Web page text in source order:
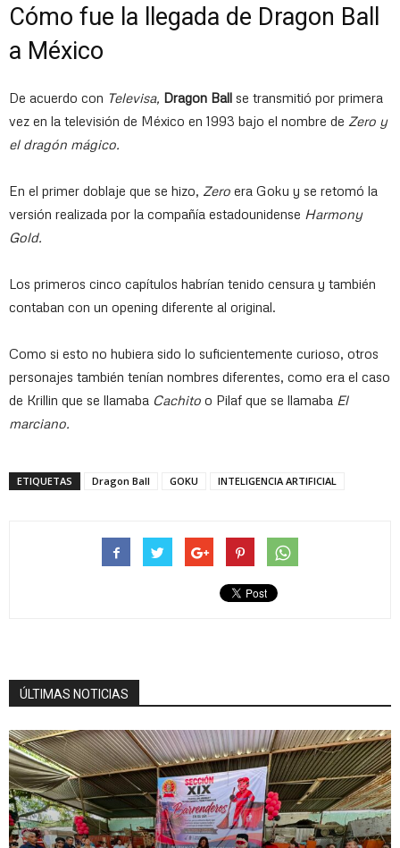
Cómo fue la llegada de Dragon Ball
a México
De acuerdo con Televisa, Dragon Ball se transmitió por primera
vez en la televisión de México en 1993 bajo el nombre de Zero y
el dragón mágico.
En el primer doblaje que se hizo, Zero era Goku y se retomó la
versión realizada por la compañía estadounidense Harmony
Gold.
Los primeros cinco capítulos habrían tenido censura y también
contaban con un opening diferente al original.
Como si esto no hubiera sido lo suficientemente curioso, otros
personajes también tenían nombres diferentes, como era el caso
de Krillin que se llamaba Cachito o Pilaf que se llamaba El
marciano.
ETIQUETAS Dragon Ball GOKU INTELIGENCIA ARTIFICIAL
ÚLTIMAS NOTICIAS